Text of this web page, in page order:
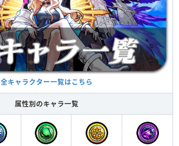
全キャラクター一覧はこちら
属性別のキャラ一覧